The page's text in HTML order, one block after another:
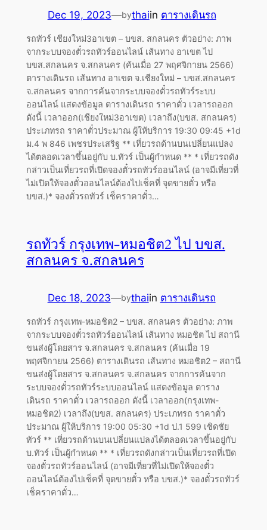
Dec 19, 2023—bythaiin ตารางเดินรถ
รถทัวร์ เชียงใหม่3อาเขต – บขส. สกลนคร ตัวอย่าง: ภาพ
จากระบบจองตั๋วรถทัวร์ออนไลน์ เส้นทาง อาเขต ไป
บขส.สกลนคร จ.สกลนคร (ค้นเมื่อ 27 พฤศจิกายน 2566)
ตารางเดินรถ เส้นทาง อาเขต จ.เชียงใหม่ – บขส.สกลนคร
จ.สกลนคร จากการค้นจากระบบจองตั๋วรถทัวร์ระบบ
ออนไลน์ แสดงข้อมูล ตารางเดินรถ ราคาตั๋ว เวลารถออก
ดังนี้ เวลาออก(เชียงใหม่3อาเขต) เวลาถึง(บขส. สกลนคร)
ประเภทรถ ราคาตั๋วประมาณ ผู้ให้บริการ 19:30 09:45 +1d
ม.4 พ 846 เพชรประเสริฐ ** เที่ยวรถด้านบนเปลี่ยนแปลง
ได้ตลอดเวลาขึ้นอยู่กับ บ.ทัวร์ เป็นผู้กำหนด ** * เที่ยวรถดัง
กล่าวเป็นเที่ยวรถที่เปิดจองตั๋วรถทัวร์ออนไลน์ (อาจมีเที่ยวที่
ไม่เปิดให้จองตั๋วออนไลน์ต้องไปเช็คที่ จุดขายตั๋ว หรือ
บขส.)* จองตั๋วรถทัวร์ เช็คราคาตั๋ว…
รถทัวร์ กรุงเทพ-หมอชิต2 ไป บขส.
สกลนคร จ.สกลนคร
Dec 18, 2023—bythaiin ตารางเดินรถ
รถทัวร์ กรุงเทพ-หมอชิต2 – บขส. สกลนคร ตัวอย่าง: ภาพ
จากระบบจองตั๋วรถทัวร์ออนไลน์ เส้นทาง หมอชิต ไป สถานี
ขนส่งผู้โดยสาร จ.สกลนคร จ.สกลนคร (ค้นเมื่อ 19
พฤศจิกายน 2566) ตารางเดินรถ เส้นทาง หมอชิต2 – สถานี
ขนส่งผู้โดยสาร จ.สกลนคร จ.สกลนคร จากการค้นจาก
ระบบจองตั๋วรถทัวร์ระบบออนไลน์ แสดงข้อมูล ตาราง
เดินรถ ราคาตั๋ว เวลารถออก ดังนี้ เวลาออก(กรุงเทพ-
หมอชิต2) เวลาถึง(บขส. สกลนคร) ประเภทรถ ราคาตั๋ว
ประมาณ ผู้ให้บริการ 19:00 05:30 +1d ป.1 599 เชิดชัย
ทัวร์ ** เที่ยวรถด้านบนเปลี่ยนแปลงได้ตลอดเวลาขึ้นอยู่กับ
บ.ทัวร์ เป็นผู้กำหนด ** * เที่ยวรถดังกล่าวเป็นเที่ยวรถที่เปิด
จองตั๋วรถทัวร์ออนไลน์ (อาจมีเที่ยวที่ไม่เปิดให้จองตั๋ว
ออนไลน์ต้องไปเช็คที่ จุดขายตั๋ว หรือ บขส.)* จองตั๋วรถทัวร์
เช็คราคาตั๋ว…